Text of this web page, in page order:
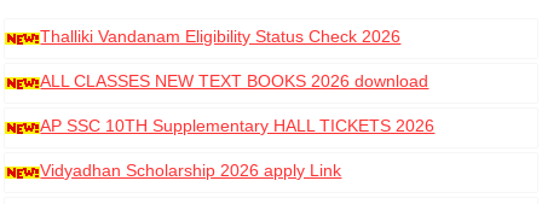
Thalliki Vandanam Eligibility Status Check 2026
ALL CLASSES NEW TEXT BOOKS 2026 download
AP SSC 10TH Supplementary HALL TICKETS 2026
DOWNLOAD
Vidyadhan Scholarship 2026 apply Link